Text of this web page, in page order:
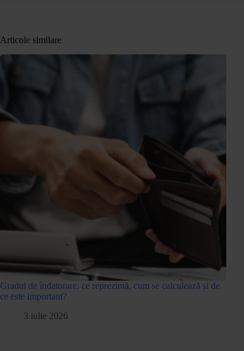
Articole similare
Gradul de îndatorare: ce reprezintă, cum se calculează și de
ce este important?
3 iulie 2026